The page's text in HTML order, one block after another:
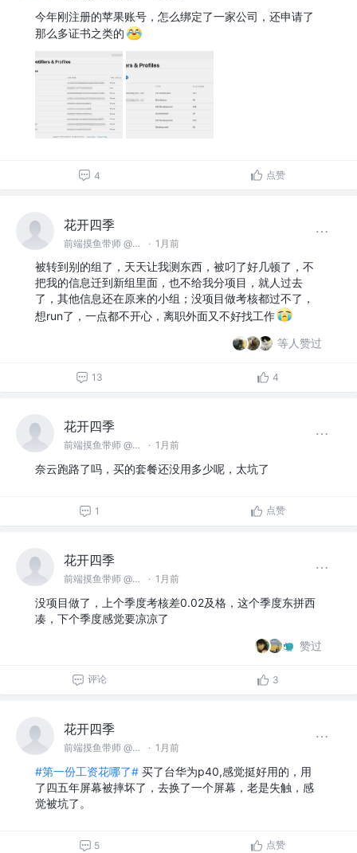
今年刚注册的苹果账号，怎么绑定了一家公司，还申请了
那么多证书之类的
4 点赞
花开四季
前端摸鱼带师 @名不见经传沙雕公司 · 1月前
被转到别的组了，天天让我测东西，被叼了好几顿了，不
把我的信息迁到新组里面，也不给我分项目，就人过去
了，其他信息还在原来的小组；没项目做考核都过不了，
想run了，一点都不开心，离职外面又不好找工作
等人赞过
13 4
花开四季
前端摸鱼带师 @名不见经传沙雕公司 · 1月前
奈云跑路了吗，买的套餐还没用多少呢，太坑了
1 点赞
花开四季
前端摸鱼带师 @名不见经传沙雕公司 · 1月前
没项目做了，上个季度考核差0.02及格，这个季度东拼西
凑，下个季度感觉要凉凉了
赞过
评论 3
花开四季
前端摸鱼带师 @名不见经传沙雕公司 · 1月前
#第一份工资花哪了# 买了台华为p40,感觉挺好用的，用
了四五年屏幕被摔坏了，去换了一个屏幕，老是失触，感
觉被坑了。
5 点赞